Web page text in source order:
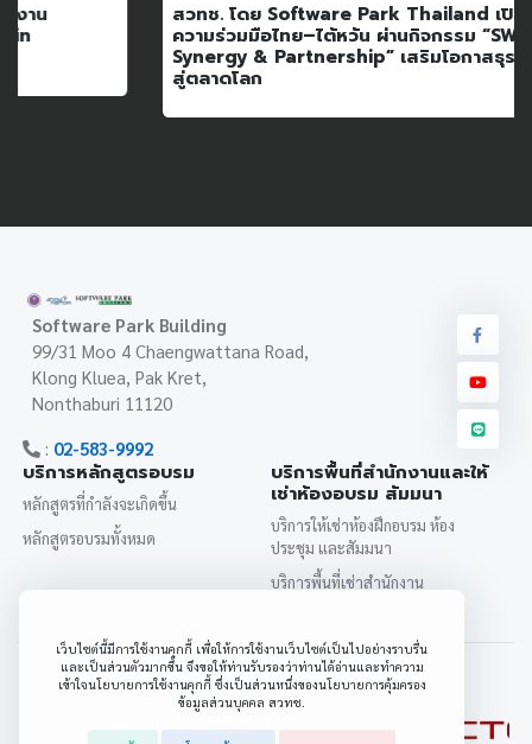
สวทช. โดย Software Park Thailand เปิดเวทีเชื่อมโยง
ความร่วมมือไทย–ไต้หวัน ผ่านกิจกรรม “SWP Event:
Synergy & Partnership” เสริมโอกาสธุรกิจและนวัตกรรม
เว็บไซต์นี้มีการใช้งานคุกกี้ เพื่อให้การใช้งานเว็บไซต์เป็นไปอย่างราบรื่น
และเป็นส่วนตัวมากขึ้น จึงขอให้ท่านรับรองว่าท่านได้อ่านและทำความ
เข้าใจนโยบายการใช้งานคุกกี้ ซึ่งเป็นส่วนหนึ่งของนโยบายการคุ้มครอง
ข้อมูลส่วนบุคคล สวทช.
Software Park Building
99/31 Moo 4 Chaengwattana Road,
Klong Kluea, Pak Kret,
Nonthaburi 11120
: 02-583-9992
บริการหลักสูตรอบรม
หลักสูตรที่กำลังจะเกิดขึ้น
หลักสูตรอบรมทั้งหมด
บริการพื้นที่สำนักงานและให้
เช่าห้องอบรม สัมมนา
บริการให้เช่าห้องฝึกอบรม ห้อง
ประชุม และสัมมนา
บริการพื้นที่เช่าสำนักงาน
หน่วยงานต้นสังกัดและศูนย์แห่งชาติ